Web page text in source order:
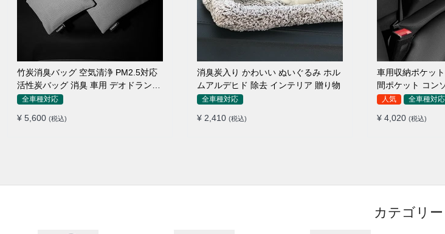
竹炭消臭バッグ 空気清浄 PM2.5対応
活性炭バッグ 消臭 車用 デオドラント
繰り返し使用可
全車種対応
¥ 5,600 (税込)
消臭炭入り かわいい ぬいぐるみ ホル
ムアルデヒド 除去 インテリア 贈り物
全車種対応
¥ 2,410 (税込)
車用収納ポケッ
間ポケット コン
用品
人気 全車種対応
¥ 4,020 (税込)
カテゴリー